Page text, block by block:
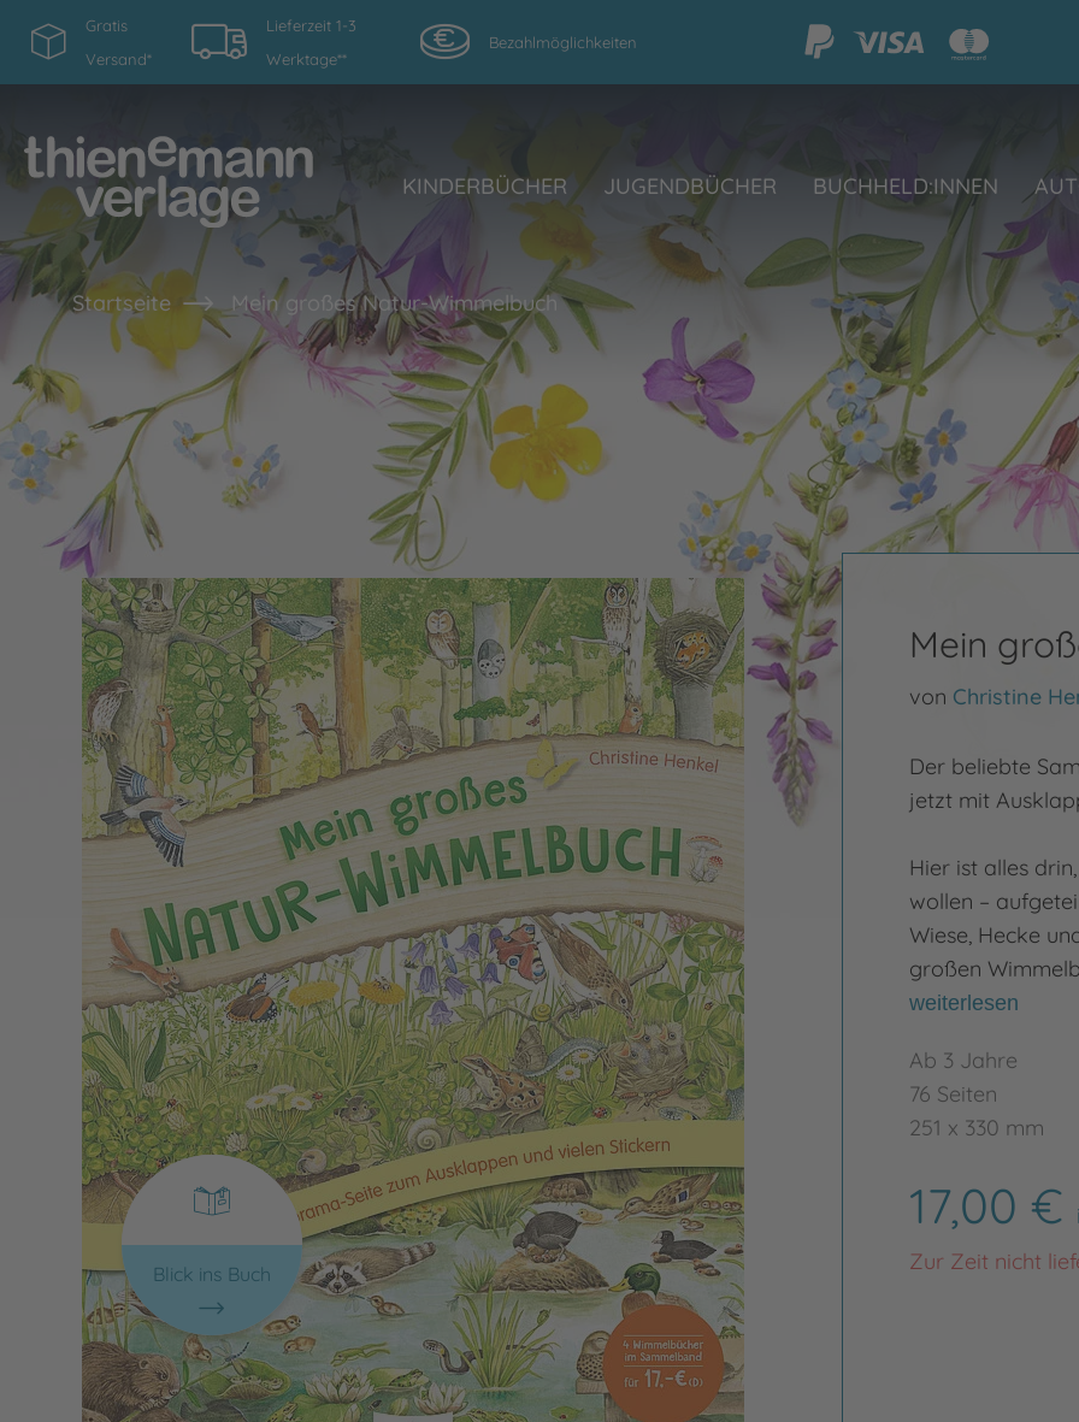
Gratis
Versand*
Lieferzeit 1-3
Werktage**
Bezahlmöglichkeiten
KINDERBÜCHER JUGENDBÜCHER BUCHHELD:INNEN
Startseite Mein großes Natur-Wimmelbuch
Blick ins Buch
Mein
von Christine
Der beliebte
jetzt mit
Hier ist alles
wollen –
Wiese, Hecke
großen
weiterlesen
Ab 3 Jahre
76 Seiten
251 x 330 mm
17,00 €
Zur Zeit nicht